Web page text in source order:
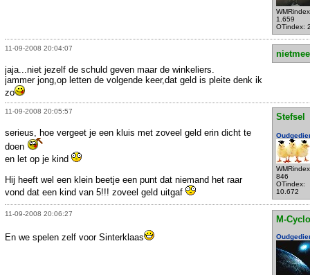
1.659
OTindex:
11-09-2008 20:04:07
jaja...niet jezelf de schuld geven maar de winkeliers.
jammer jong,op letten de volgende keer,dat geld is pleite denk ik
zo
11-09-2008 20:05:57
Stefsel
846
OTindex:
10.672
serieus, hoe vergeet je een kluis met zoveel geld erin dicht te
doen
en let op je kind
Hij heeft wel een klein beetje een punt dat niemand het raar
vond dat een kind van 5!!! zoveel geld uitgaf
11-09-2008 20:06:27
M-
En we spelen zelf voor Sinterklaas